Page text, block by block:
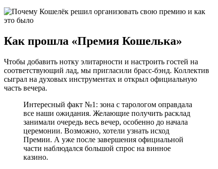
Как прошла «Премия Кошелька»
Чтобы добавить нотку элитарности и настроить гостей на
соответствующий лад, мы пригласили брасс-бэнд. Коллектив
сыграл на духовых инструментах и открыл официальную
часть вечера.
Интересный факт №1: зона с тарологом оправдала
все наши ожидания. Желающие получить расклад
занимали очередь весь вечер, особенно до начала
церемонии. Возможно, хотели узнать исход
Премии. А уже после завершения официальной
части наблюдался большой спрос на винное
казино.